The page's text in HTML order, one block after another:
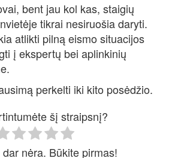
bent jau kol kas, staigių
tikrai nesiruošia daryti.
atlikti pilną eismo situacijos
į ekspertų bei aplinkinių
perkelti iki kito posėdžio.
šį straipsnį?
nėra. Būkite pirmas!